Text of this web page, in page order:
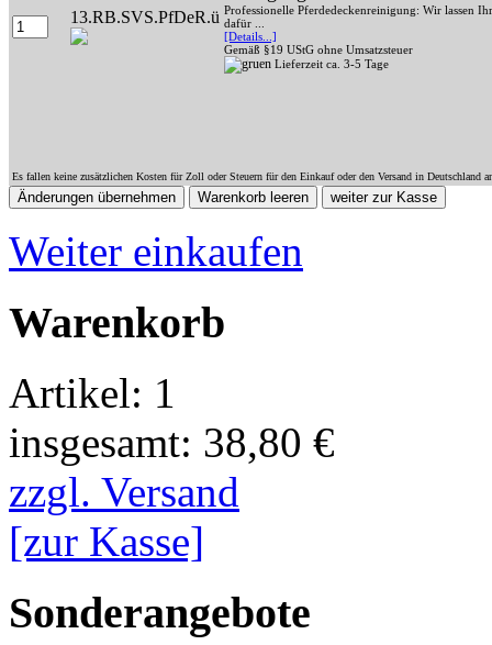
13.RB.SVS.PfDeR.ü Professionelle Pferdedeckenreinigung: Wir lassen
dafür ...
[Details...]
Gemäß §19 UStG ohne Umsatzsteuer
Lieferzeit ca. 3-5 Tage
Es fallen keine zusätzlichen Kosten für Zoll oder Steuern für den Einkauf oder den Versand in Deutschland
Weiter einkaufen
Warenkorb
Artikel: 1
insgesamt: 38,80 €
zzgl. Versand
[zur Kasse]
Sonderangebote